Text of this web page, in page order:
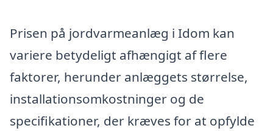
Prisen på jordvarmeanlæg i Idom kan
variere betydeligt afhængigt af flere
faktorer, herunder anlæggets størrelse,
installationsomkostninger og de
specifikationer, der kræves for at opfylde